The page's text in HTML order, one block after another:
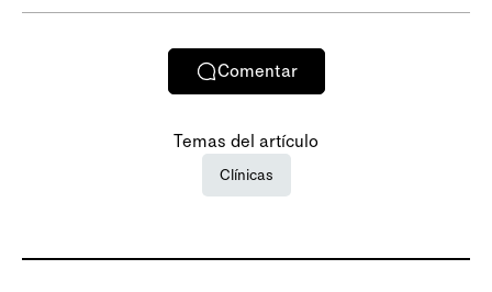
Comentar
Temas del artículo
Clínicas